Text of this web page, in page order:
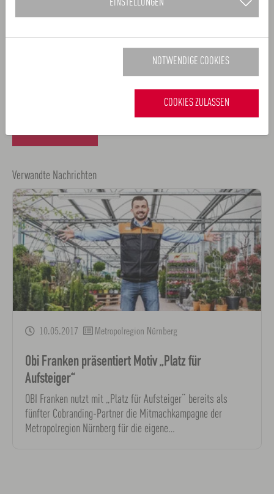
und TV-Berichte in den regionalen Medien sowie durch
öffentlichkeitswirksame Auftritte bei Events wie dem
DATEV Challenge Roth oder der Consumenta.
Verwandte Nachrichten
10.05.2017 Metropolregion Nürnberg
Obi Franken präsentiert Motiv „Platz für
Aufsteiger“
OBI Franken nutzt mit „Platz für Aufsteiger“ bereits als
fünfter Cobranding-Partner die Mitmachkampagne der
Metropolregion Nürnberg für die eigene…
EINSTELLUNGEN
NOTWENDIGE COOKIES
COOKIES ZULASSEN